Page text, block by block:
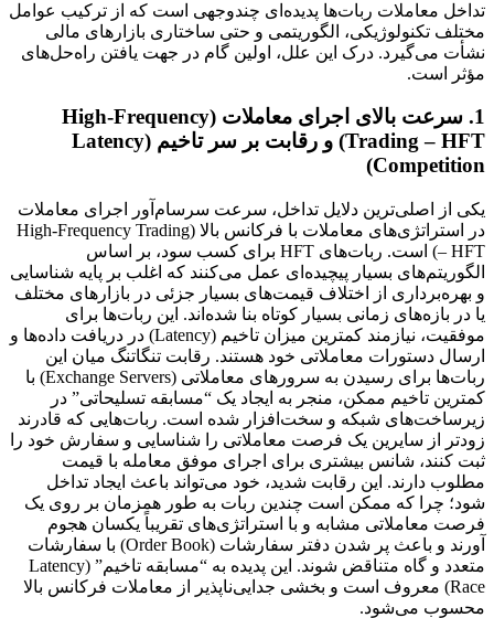
تداخل معاملات ربات‌ها پدیده‌ای چندوجهی است که از ترکیب عوامل
مختلف تکنولوژیکی، الگوریتمی و حتی ساختاری بازارهای مالی
نشأت می‌گیرد. درک این علل، اولین گام در جهت یافتن راه‌حل‌های
مؤثر است.
1. سرعت بالای اجرای معاملات (High-Frequency
Trading – HFT) و رقابت بر سر تاخیم (Latency
Competition)
یکی از اصلی‌ترین دلایل تداخل، سرعت سرسام‌آور اجرای معاملات
در استراتژی‌های معاملات با فرکانس بالا (High-Frequency Trading
– HFT) است. ربات‌های HFT برای کسب سود، بر اساس
الگوریتم‌های بسیار پیچیده‌ای عمل می‌کنند که اغلب بر پایه شناسایی
و بهره‌برداری از اختلاف قیمت‌های بسیار جزئی در بازارهای مختلف
یا در بازه‌های زمانی بسیار کوتاه بنا شده‌اند. این ربات‌ها برای
موفقیت، نیازمند کمترین میزان تاخیم (Latency) در دریافت داده‌ها و
ارسال دستورات معاملاتی خود هستند. رقابت تنگاتنگ میان این
ربات‌ها برای رسیدن به سرورهای معاملاتی (Exchange Servers) با
کمترین تاخیم ممکن، منجر به ایجاد یک “مسابقه تسلیحاتی” در
زیرساخت‌های شبکه و سخت‌افزار شده است. ربات‌هایی که قادرند
زودتر از سایرین یک فرصت معاملاتی را شناسایی و سفارش خود را
ثبت کنند، شانس بیشتری برای اجرای موفق معامله با قیمت
مطلوب دارند. این رقابت شدید، خود می‌تواند باعث ایجاد تداخل
شود؛ چرا که ممکن است چندین ربات به طور همزمان بر روی یک
فرصت معاملاتی مشابه و با استراتژی‌های تقریباً یکسان هجوم
آورند و باعث پر شدن دفتر سفارشات (Order Book) با سفارشات
متعدد و گاه متناقض شوند. این پدیده به “مسابقه تاخیم” (Latency
Race) معروف است و بخشی جدایی‌ناپذیر از معاملات فرکانس بالا
محسوب می‌شود.